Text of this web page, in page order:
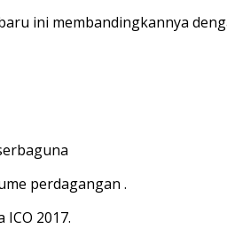
ini membandingkannya
perdagangan .
2017.